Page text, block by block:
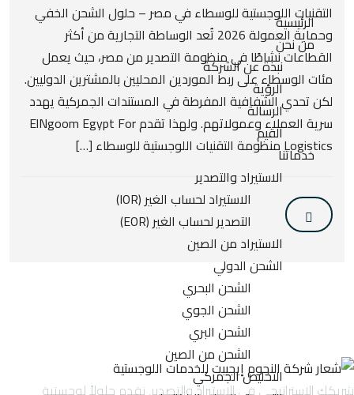
الرئيسية
من نحن
نبذة عن الشركة
الرؤية
الرسالة
القيم
خدماتنا
الاستيراد والتصدير
الاستيراد لحساب الغير (IOR)
التصدير لحساب الغير (EOR)
الاستيراد من الصين
الشحن الدولي
الشحن البحري
الشحن الجوي
الشحن البري
الشحن من الصين
التخليص الجمركي
التقنيات اللوجستية للوسطاء في مصر – حلول الشحن الخفي
وحماية العمولة 2026 تُعد الوساطة التجارية من أكثر
القطاعات نشاطًا في منظومة التصدير من مصر، حيث يعمل
مئات الوسطاء على ربط الموردين المحليين بالمشترين الدوليين.
لكن تحدي الشفافية المفرطة في المستندات الجمركية يهدد
سرية العملاء وعمولاتهم. ولهذا تقدم ElNgoom Egypt For
Logistics منظومة التقنيات اللوجستية للوسطاء […]
شريكك الاستراتيجي في الاستيراد والتصدير. نقدم حلولاً لوجستية